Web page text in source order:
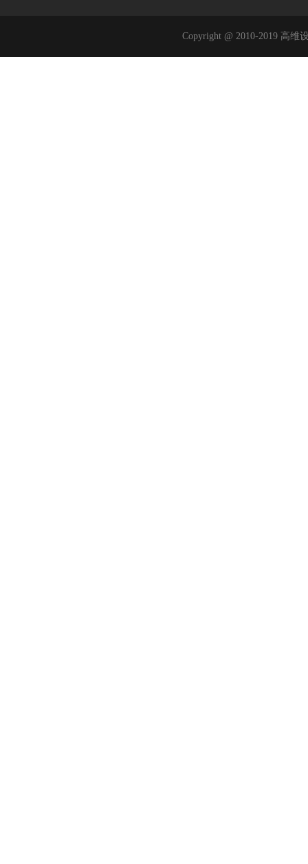
Copyright @ 2010-2019 高